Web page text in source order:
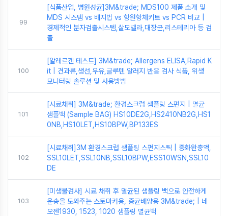
99
[식품산업, 병원성균]3M&trade; MDS100 제품 소개 및
MDS 시스템 vs 배지법 vs 항원항체키트 vs PCR 비교 |
경제적인 분자검출시스템,살모넬라,대장균,리스테리아 등 검
출
100
[알레르겐 테스트] 3M&trade; Allergens ELISA,Rapid K
it | 견과류,생선,우유,글루텐 알러지 반응 검사 식품, 위생
모니터링 솔루션 및 사용방법
101
[시료채취] 3M&trade; 환경스크럽 샘플링 스펀지 | 멸균
샘플백 (Sample BAG) HS10DE2G,HS2410NB2G,HS1
0NB,HS10LET,HS10BPW,BP133ES
102
[시료채취]3M 환경스크럽 샘플링 스펀지스틱 | 중화완충액,
SSL10LET,SSL10NB,SSL10BPW,ESS10WSN,SSL10
DE
103
[미생물검사] 시료 채취 후 멸균된 샘플링 백으로 안전하게
운송을 도와주는 스토마커용, 증균배양용 3M&trade; | 네
오젠1930, 1523, 1020 샘플링 멸균백